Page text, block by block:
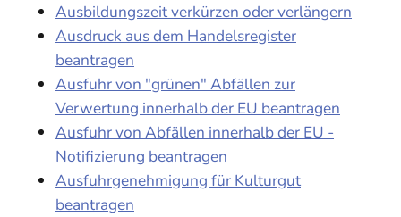
Ausbildungszeit verkürzen oder verlängern
Ausdruck aus dem Handelsregister
beantragen
Ausfuhr von "grünen" Abfällen zur
Verwertung innerhalb der EU beantragen
Ausfuhr von Abfällen innerhalb der EU -
Notifizierung beantragen
Ausfuhrgenehmigung für Kulturgut
beantragen